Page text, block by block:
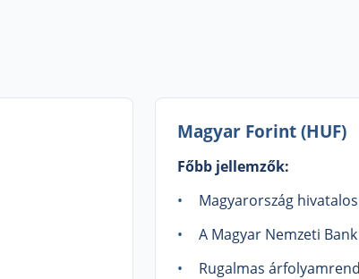
Magyar Forint (HUF)
Főbb jellemzők:
Magyarország
A Magyar Nemzeti
Rugalmas